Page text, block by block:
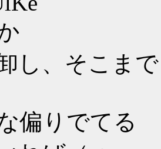
し、そこま
偏りでてる